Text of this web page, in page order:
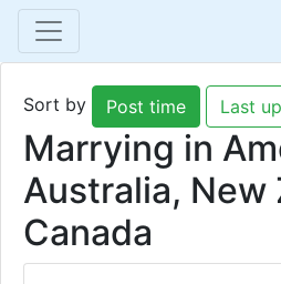
Sort by Post time Last
Marrying in
Australia, New
Canada